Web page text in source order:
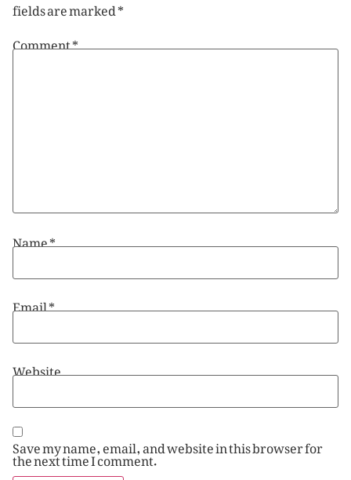
fields are marked*
Comment*
Name*
Email*
Website
Save my name, email, and website in this browser for
the next time I comment.